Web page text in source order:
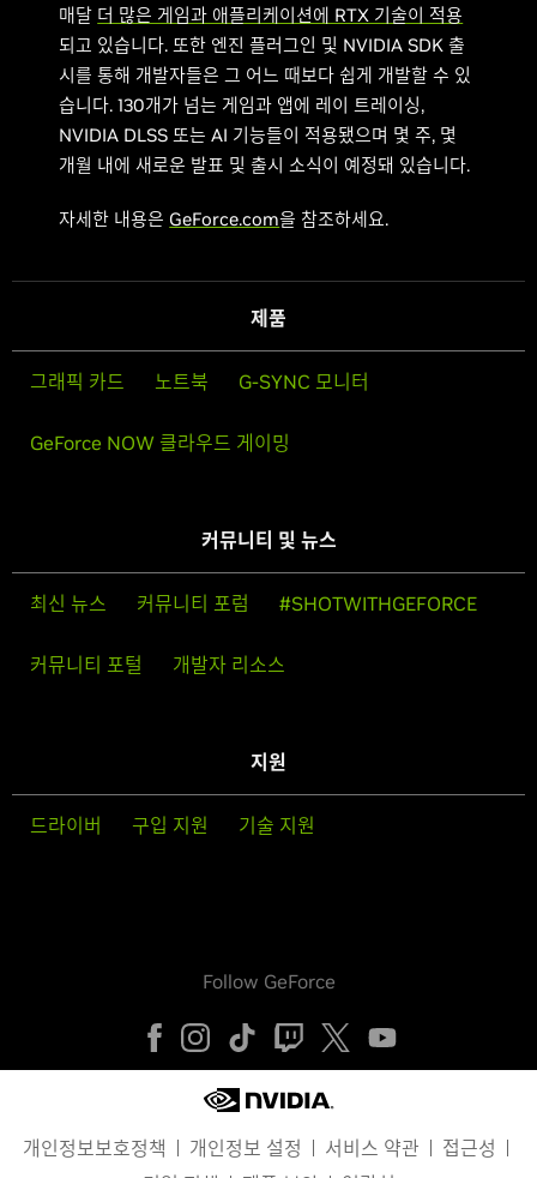
매달 더 많은 게임과 애플리케이션에 RTX 기술이 적용
되고 있습니다. 또한 엔진 플러그인 및 NVIDIA SDK 출
시를 통해 개발자들은 그 어느 때보다 쉽게 개발할 수 있
습니다. 130개가 넘는 게임과 앱에 레이 트레이싱,
NVIDIA DLSS 또는 AI 기능들이 적용됐으며 몇 주, 몇
개월 내에 새로운 발표 및 출시 소식이 예정돼 있습니다.
자세한 내용은 GeForce.com을 참조하세요.
제품
그래픽 카드 노트북 G-SYNC 모니터
GeForce NOW 클라우드 게이밍
커뮤니티 및 뉴스
최신 뉴스 커뮤니티 포럼 #SHOTWITHGEFORCE
커뮤니티 포털 개발자 리소스
지원
드라이버 구입 지원 기술 지원
Follow GeForce
개인정보보호정책 개인정보 설정 서비스 약관
접근성